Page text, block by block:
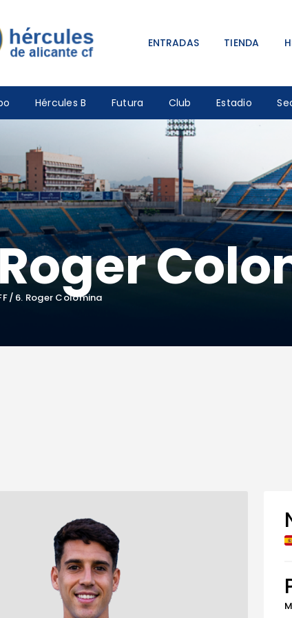
ENTRADAS TIENDA
Hércules B Futura Club Estadio
6. Roger Colomina
TIENDA